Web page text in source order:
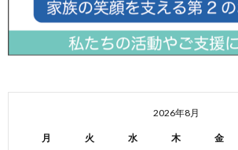
2026年8月
月 火 水 木 金